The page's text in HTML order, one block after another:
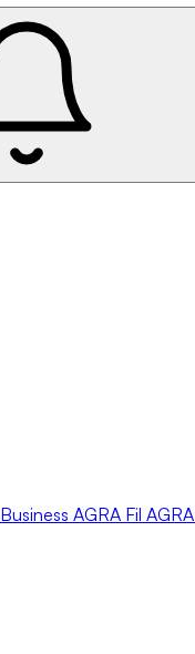
Business AGRA Fil AGRA